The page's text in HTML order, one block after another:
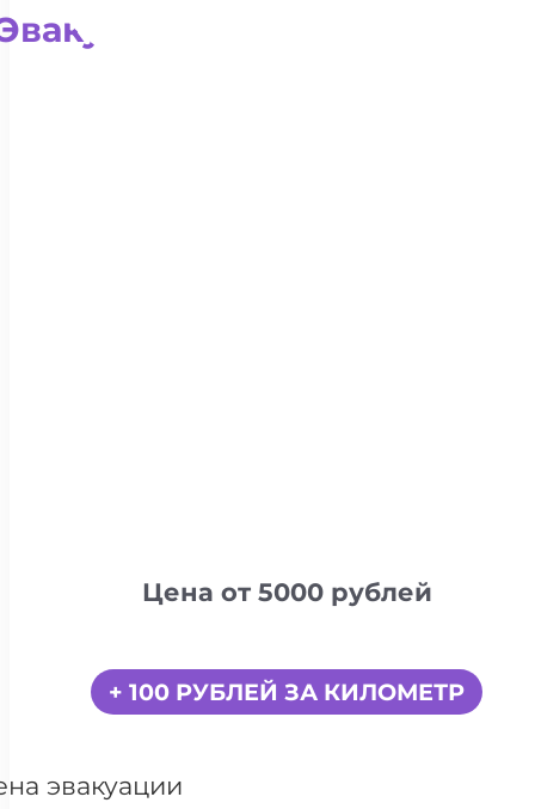
для
Цена от 5000 рублей
+ 100 РУБЛЕЙ ЗА КИЛОМЕТР
эвакуации